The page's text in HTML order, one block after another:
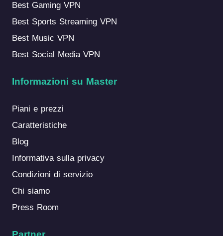
Best Gaming VPN
Best Sports Streaming VPN
Best Music VPN
Best Social Media VPN
Informazioni su Master
Piani e prezzi
Caratteristiche
Blog
Informativa sulla privacy
Condizioni di servizio
Chi siamo
Press Room